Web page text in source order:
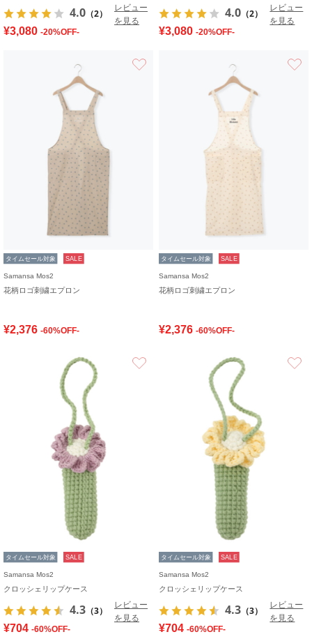
4.0 （2）
レビュー
を見る
¥3,080 -20%OFF-
4.0 （2）
レビュー
を見る
¥3,080 -20%OFF-
タイムセール対象 SALE
Samansa Mos2
花柄ロゴ刺繍エプロン
¥2,376 -60%OFF-
タイムセール対象 SALE
Samansa Mos2
花柄ロゴ刺繍エプロン
¥2,376 -60%OFF-
タイムセール対象 SALE
Samansa Mos2
クロッシェリップケース
4.3 （3）
レビュー
を見る
¥704 -60%OFF-
タイムセール対象 SALE
Samansa Mos2
クロッシェリップケース
4.3 （3）
レビュー
を見る
¥704 -60%OFF-